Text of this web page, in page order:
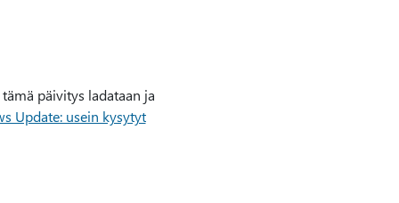
päivitys ladataan ja
Update: usein kysytyt